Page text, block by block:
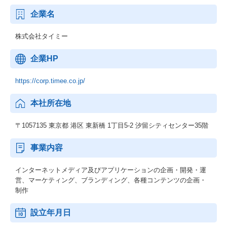
企業名
株式会社タイミー
企業HP
https://corp.timee.co.jp/
本社所在地
〒1057135 東京都 港区 東新橋 1丁目5-2 汐留シティセンター35階
事業内容
インターネットメディア及びアプリケーションの企画・開発・運
営、マーケティング、ブランディング、各種コンテンツの企画・
制作
設立年月日